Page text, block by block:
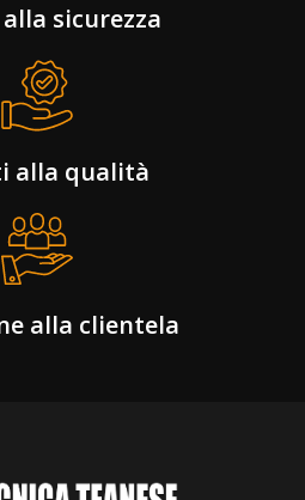
sicurezza
alla qualità
alla clientela